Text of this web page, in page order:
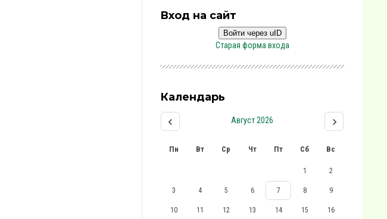
Вход на сайт
Войти через uID
Старая форма входа
Календарь
Август 2026
Пн Вт Ср Чт Пт Сб Вс
1 2
3 4 5 6 7 8 9
10 11 12 13 14 15 16